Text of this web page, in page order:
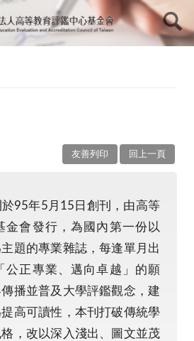
回上一頁
友善列印
於95年5月15日創刊，由高等
金會發行，為國內第一份以
主題的專業雜誌，每逢單月出
公正專業、邁向卓越」的願
播並普及大學評鑑觀念，建
高可讀性，本刊打破傳統學
，改以深入淺出、圖文並茂